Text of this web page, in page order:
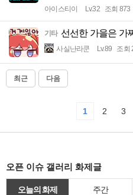
아이스티이 Lv.32 조회 873
기타 선선한 가을은 가
사실난라쿤 Lv.89 조회
최근 다음
1 2 3
오픈 이슈 갤러리 화제글
오늘의 화제 주간